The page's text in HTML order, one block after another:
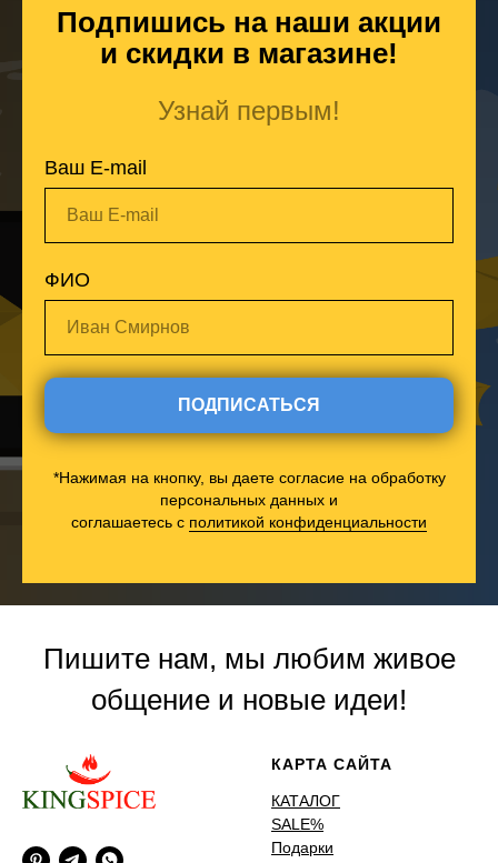
Подпишись на наши акции
и скидки в магазине!
Узнай первым!
Ваш E-mail
Ваш E-mail
ФИО
Иван Смирнов
ПОДПИСАТЬСЯ
*Нажимая на кнопку, вы даете согласие на обработку
персональных данных и
соглашаетесь c политикой конфиденциальности
Пишите нам, мы любим живое
общение и новые идеи!
КАРТА САЙТА
КАТАЛОГ
SALE%
Подарки